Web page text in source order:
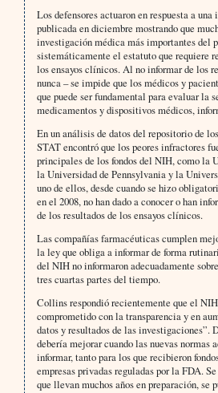
Los defensores actuaron en respuesta a
publicada en diciembre mostrando que
investigación médica más importantes del
sistemáticamente el estatuto que requiere
los ensayos clínicos. Al no informar de los
nunca – se impide que los médicos y
que puede ser fundamental para evaluar la
medicamentos y dispositivos médicos,
En un análisis de datos del repositorio de
STAT encontró que los peores infractores
principales de los fondos del NIH, como la
la Universidad de Pennsylvania y la
uno de ellos, desde cuando se hizo
en el 2008, no han dado a conocer o han
de los resultados de los ensayos clínicos.
Las compañías farmacéuticas cumplen
la ley que obliga a informar de forma
del NIH no informaron adecuadamente
tres cuartas partes del tiempo.
Collins respondió recientemente que el
comprometido con la transparencia y en
datos y resultados de las
debería mejorar cuando las nuevas normas
informar, tanto para los que recibieron
empresas privadas reguladas por la FDA.
que llevan muchos años en preparación, se